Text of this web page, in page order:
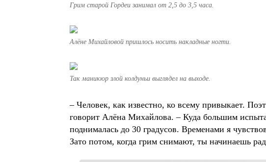
Грим старой Гордеи занимал от 2,5 до 3,5 часа.
Алёне Михайловой пришлось носить накладные ногти.
Так маникюр злой колдуньи выглядел на выходе.
– Человек, как известно, ко всему привыкает.
говорит Алёна Михайлова. – Куда большим
поднималась до 30 градусов. Временами я
Зато потом, когда грим снимают, ты начинаешь